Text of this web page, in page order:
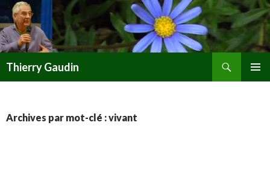
Thierry Gaudin
Archives par mot-clé : vivant